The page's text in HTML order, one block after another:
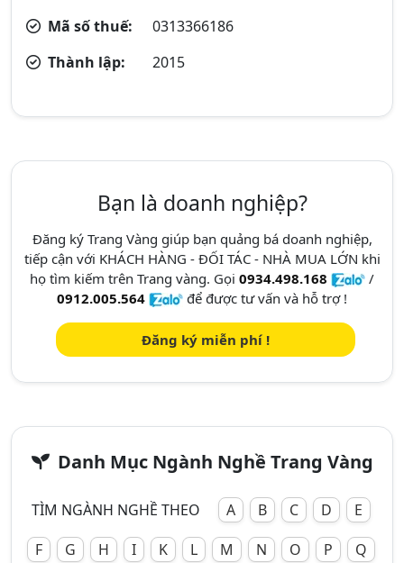
Mã số thuế:
0313366186
Thành lập:
2015
Bạn là doanh nghiệp?
Đăng ký Trang Vàng giúp bạn quảng bá doanh nghiệp,
tiếp cận với KHÁCH HÀNG - ĐỐI TÁC - NHÀ MUA LỚN khi
họ tìm kiếm trên Trang vàng. Gọi 0934.498.168
/
0912.005.564
để được tư vấn và hỗ trợ !
Đăng ký miễn phí !
Danh Mục Ngành Nghề Trang Vàng
TÌM NGÀNH NGHỀ THEO A B C D
E
F
G H I K L M N O P Q